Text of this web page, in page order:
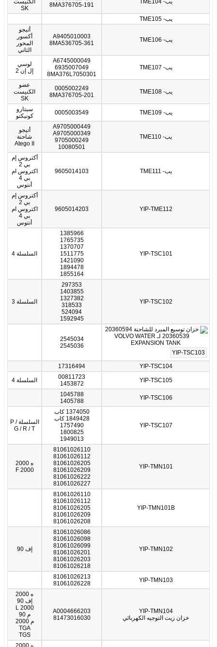
8MA376705-191
SK
يب- TME105
يب- TME106
A9405010003
8MA536705-361
أتيجو
أكسور
المحور
الثاني
يب- TME107
A6745000049
6935007049
8MA376L7050301
لوسي
إل إن 2
يب- TME108
0005002249
8MA376705-201
عضو
الكنيست
SK
يب- TME109 0005003549
سيتارو
كونيكتو
يب- TME110
A9705000449
A9705000349
9705000249
10080501
أتيجو
شاحنة
Atego II
يب- TME111 9605014103
أكتروس إم
بي 2
اكتروس ام
بي 4
أنتوس
YIP-TME112
9605014203
أكتروس إم
بي 2
اكتروس ام
بي 4
أنتوس
YIP-TSC101
1385966
1765735
1370707
1511775
1421090
1894478
1855164
السلسلة 4
YIP-TSC102
297353
1403855
1327382
318533
524094
1592945
السلسلة 3
YIP-TSC103
2545034
2545036
YIP-TSC104
17316494
YIP-TSC105
00811723
1453872
السلسلة 4
YIP-TSC106
1045788
1405788
YIP-TSC107
1374050 كاب
1849428 كاب
1757490
1800825
1949013
السلسلة P /
G / R / T
YIP-TMN101
81061026110
81061026112
81061026205
81061026209
81061026222
81061026227
ه 2000
F 2000
YIP-TMN101B
81061026110
81061026112
81061026205
81061026209
81061026208
YIP-TMN102
81061026086
81061026098
81061026099
81061026201
81061026203
81061026218
إف 90
YIP-TMN103
81061026213
81061026228
YIP-TMN104
خزان زيت التوجيه الكهربائي
A0004666203
81473016030
ه 2000
إف 90
L 2000
م 90
م 2000
TGA
TGS
ه 2000